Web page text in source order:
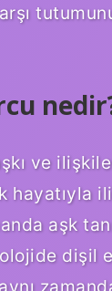
ve
hayatıyla
aşk
dişil